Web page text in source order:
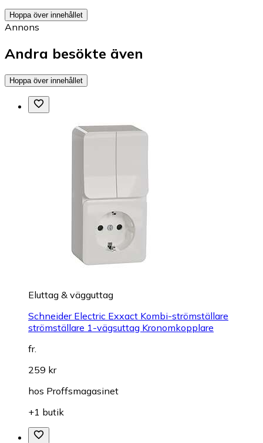
Hoppa över innehållet
Annons
Andra besökte även
Hoppa över innehållet
Eluttag & vägguttag
Schneider Electric Exxact Kombi-strömställare
strömställare 1-vägsuttag Kronomkopplare
fr.
259 kr
hos Proffsmagasinet
+1 butik